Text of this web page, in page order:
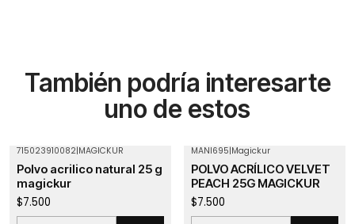
También podría interesarte
uno de estos
715023910082|MAGICKUR
Polvo acrilico natural 25 g
magickur
$7.500
MANI695|Magickur
POLVO ACRÍLICO VELVET
PEACH 25G MAGICKUR
$7.500